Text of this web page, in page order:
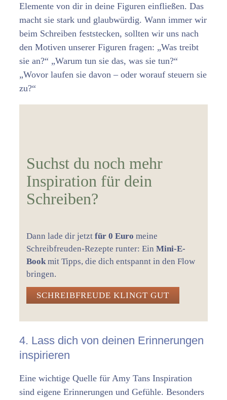
Elemente von dir in deine Figuren einfließen. Das
macht sie stark und glaubwürdig. Wann immer wir
beim Schreiben feststecken, sollten wir uns nach
den Motiven unserer Figuren fragen: „Was treibt
sie an?“ „Warum tun sie das, was sie tun?“
„Wovor laufen sie davon – oder worauf steuern sie
zu?“
Suchst du noch mehr
Inspiration für dein
Schreiben?
Dann lade dir jetzt für 0 Euro meine
Schreibfreuden-Rezepte runter: Ein Mini-E-
Book mit Tipps, die dich entspannt in den Flow
bringen.
SCHREIBFREUDE KLINGT GUT
4. Lass dich von deinen Erinnerungen
inspirieren
Eine wichtige Quelle für Amy Tans Inspiration
sind eigene Erinnerungen und Gefühle. Besonders